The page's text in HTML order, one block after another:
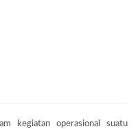
kegiatan operasional suatu